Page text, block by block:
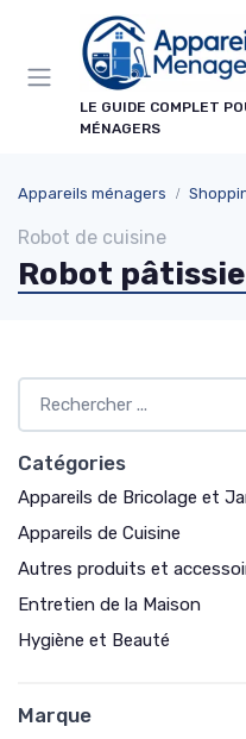
LE GUIDE COMPLET
MÉNAGERS
Appareils ménagers
Robot de cuisine
Robot
Catégories
Appareils de Bricolage et
Appareils de Cuisine
Autres produits et
Entretien de la Maison
Hygiène et Beauté
Marque
NEWSLETTER
Ne ratez
Guides d'achat,
meilleur
→
* En m'inscrivant,
d'Appareils Ménagers
Non merci,
Panneau de gestion des